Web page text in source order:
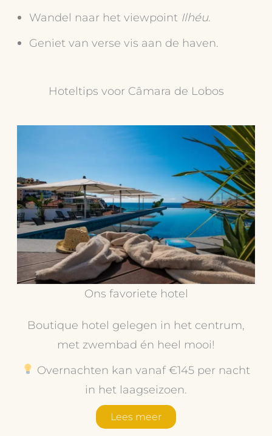
Wandel naar het viewpoint Ilhéu.
Geniet van verse vis aan de haven.
Hoteltips voor Câmara de Lobos
Ons favoriete hotel
Boutique hotel gelegen in het centrum,
met zwembad én heel mooi!
Overnachten kan vanaf €145 per nacht
in het laagseizoen.
Lees meer